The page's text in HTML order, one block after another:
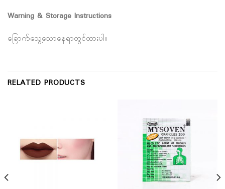
Warning & Storage Instructions
ခြောက်သွေ့သောနေရာတွင်ထားပါ။
RELATED PRODUCTS